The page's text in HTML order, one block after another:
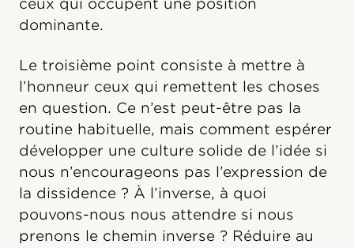
ceux qui occupent une position
dominante.
Le troisième point consiste à mettre à
l’honneur ceux qui remettent les choses
en question. Ce n’est peut-être pas la
routine habituelle, mais comment espérer
développer une culture solide de l’idée si
nous n’encourageons pas l’expression de
la dissidence ? À l’inverse, à quoi
pouvons-nous nous attendre si nous
prenons le chemin inverse ? Réduire au